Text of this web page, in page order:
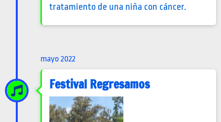
tratamiento de una niña con cáncer.
mayo 2022
Festival Regresamos